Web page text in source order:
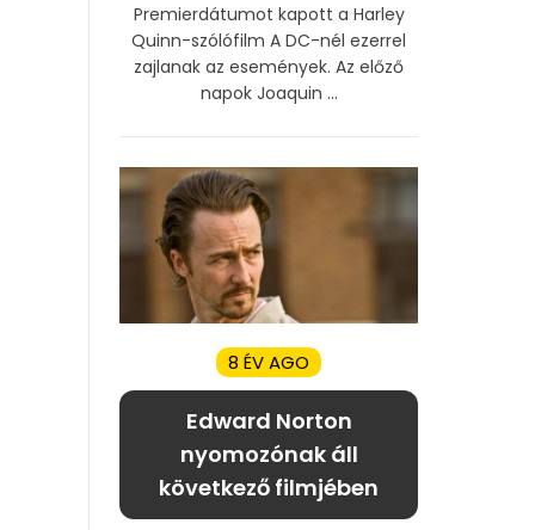
Premierdátumot kapott a Harley
Quinn-szólófilm A DC-nél ezerrel
zajlanak az események. Az előző
napok Joaquin ...
8 ÉV AGO
Edward Norton
nyomozónak áll
következő filmjében